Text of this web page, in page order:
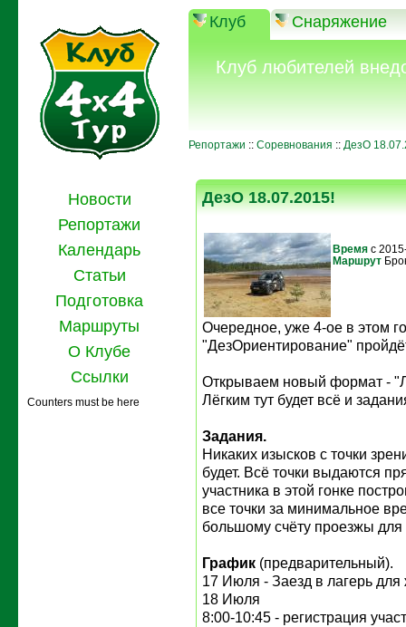
Клуб Снаряжение
Клуб любителей
Репортажи :: Соревнования :: ДезО
Новости
Репортажи
Календарь
Статьи
Подготовка
Маршруты
О Клубе
Ссылки
Counters must be here
ДезО 18.07.2015!
Время с
Маршрут
Очередное, уже 4-ое в этом
"ДезОриентирование"
Открываем новый формат -
Лёгким тут будет всё и
Задания.
Никаких изысков с точки
будет. Всё точки выдаются
участника в этой гонке
все точки за минимальное
большому счёту проезжы
График (предварительный).
17 Июля - Заезд в лагерь
18 Июля
8:00-10:45 - регистрация